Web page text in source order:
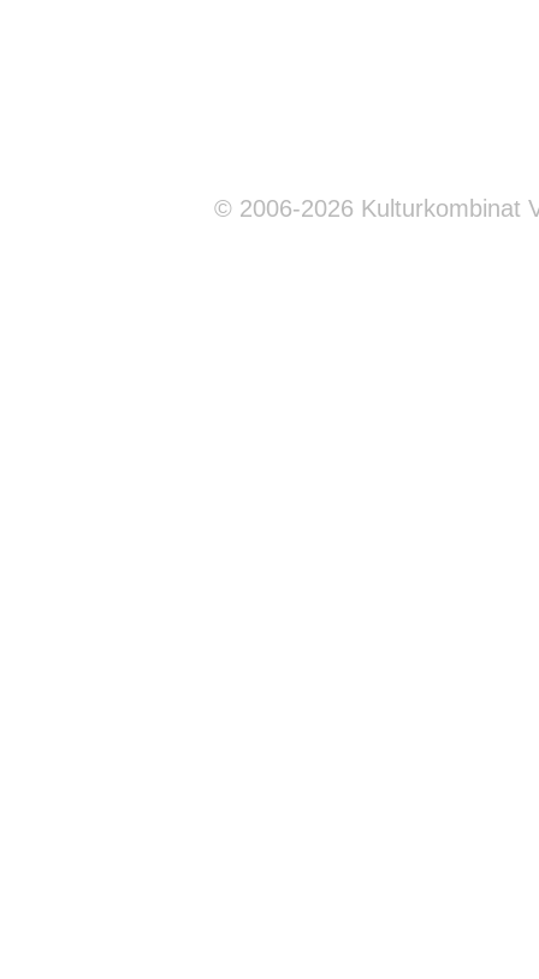
© 2006-2026